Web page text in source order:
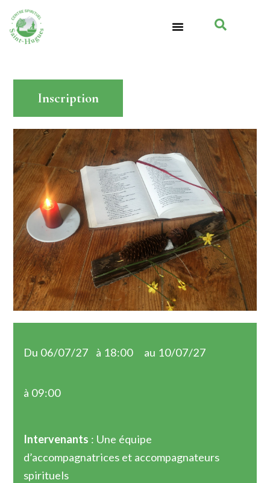
Inscription
Du 06/07/27 à 18:00 au 10/07/27
à 09:00
Intervenants : Une équipe
d’accompagnatrices et accompagnateurs
spirituels